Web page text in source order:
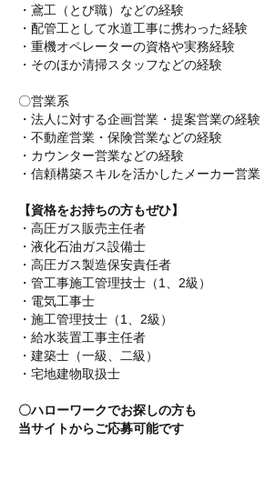
・鳶工（とび職）などの経験
・配管工として水道工事に携わった経験
・重機オペレーターの資格や実務経験
・そのほか清掃スタッフなどの経験
〇営業系
・法人に対する企画営業・提案営業の経験
・不動産営業・保険営業などの経験
・カウンター営業などの経験
・信頼構築スキルを活かしたメーカー営業
【資格をお持ちの方もぜひ】
・高圧ガス販売主任者
・液化石油ガス設備士
・高圧ガス製造保安責任者
・管工事施工管理技士（1、2級）
・電気工事士
・施工管理技士（1、2級）
・給水装置工事主任者
・建築士（一級、二級）
・宅地建物取扱士
〇ハローワークでお探しの方も
当サイトからご応募可能です